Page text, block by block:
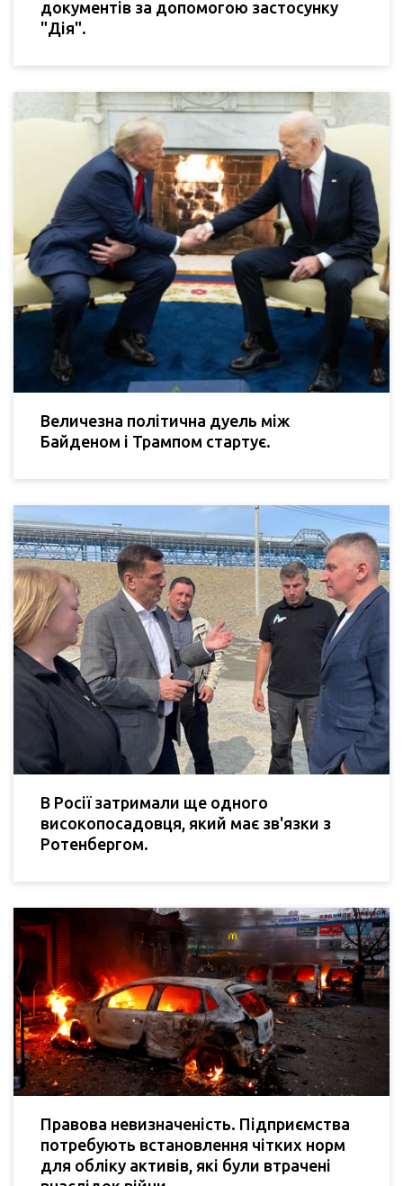
документів за допомогою застосунку
"Дія".
Величезна політична дуель між
Байденом і Трампом стартує.
В Росії затримали ще одного
високопосадовця, який має зв'язки з
Ротенбергом.
Правова невизначеність. Підприємства
потребують встановлення чітких норм
для обліку активів, які були втрачені